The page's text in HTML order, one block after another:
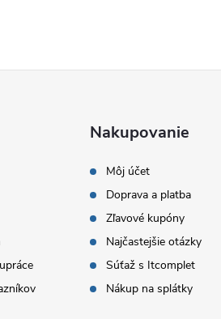
Nakupovanie
Môj účet
Doprava a platba
Zľavové kupóny
Najčastejšie otázky
Súťaž s Itcomplet
Nákup na splátky